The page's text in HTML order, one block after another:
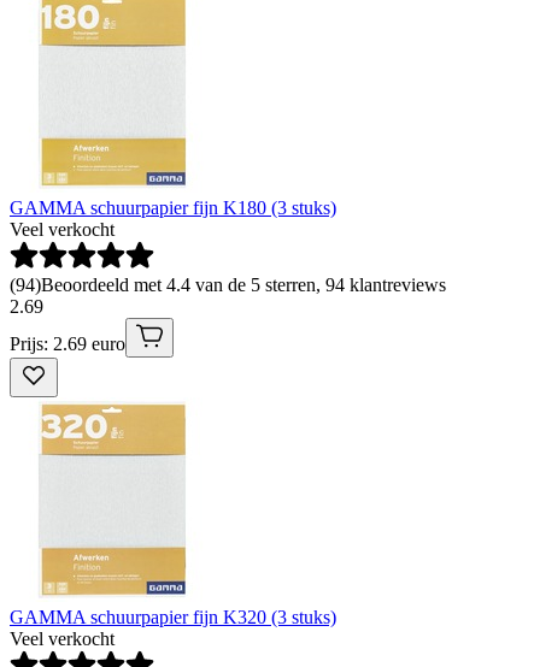
GAMMA schuurpapier fijn K180 (3 stuks)
Veel verkocht
(94)Beoordeeld met 4.4 van de 5 sterren, 94 klantreviews
2.69
Prijs: 2.69 euro
GAMMA schuurpapier fijn K320 (3 stuks)
Veel verkocht